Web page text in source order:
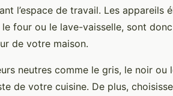
l’espace de travail. Les appareils
four ou le lave-vaisselle, sont
de votre maison.
neutres comme le gris, le noir ou
de votre cuisine. De plus,